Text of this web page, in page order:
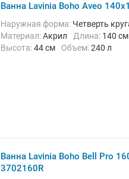
Ванна Lavinia Boho Aveo
Наружная форма: Четверть
Материал:Акрил Длина: 140 см
Высота:44 см Объем:240 л
Ванна Lavinia Boho Bell Pro
3702160R